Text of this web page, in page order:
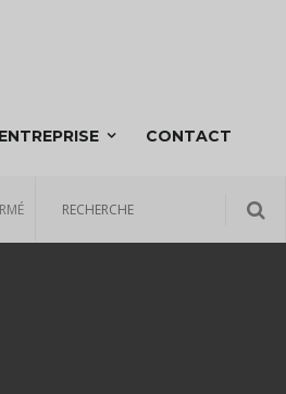
ENTREPRISE CONTACT